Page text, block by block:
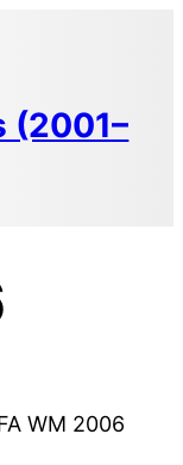
(2001–